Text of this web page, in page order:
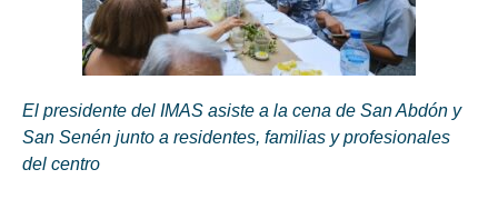
El presidente del IMAS asiste a la cena de San Abdón y
San Senén junto a residentes, familias y profesionales
del centro